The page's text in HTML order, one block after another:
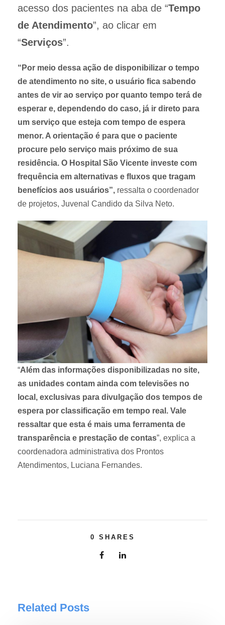
acesso dos pacientes na aba de “Tempo
de Atendimento”, ao clicar em
“Serviços”.
“Por meio dessa ação de disponibilizar o tempo
de atendimento no site, o usuário fica sabendo
antes de vir ao serviço por quanto tempo terá de
esperar e, dependendo do caso, já ir direto para
um serviço que esteja com tempo de espera
menor. A orientação é para que o paciente
procure pelo serviço mais próximo de sua
residência. O Hospital São Vicente investe com
frequência em alternativas e fluxos que tragam
benefícios aos usuários”, ressalta o coordenador
de projetos, Juvenal Candido da Silva Neto.
“Além das informações disponibilizadas no site,
as unidades contam ainda com televisões no
local, exclusivas para divulgação dos tempos de
espera por classificação em tempo real. Vale
ressaltar que esta é mais uma ferramenta de
transparência e prestação de contas”, explica a
coordenadora administrativa dos Prontos
Atendimentos, Luciana Fernandes.
0 SHARES
Related Posts